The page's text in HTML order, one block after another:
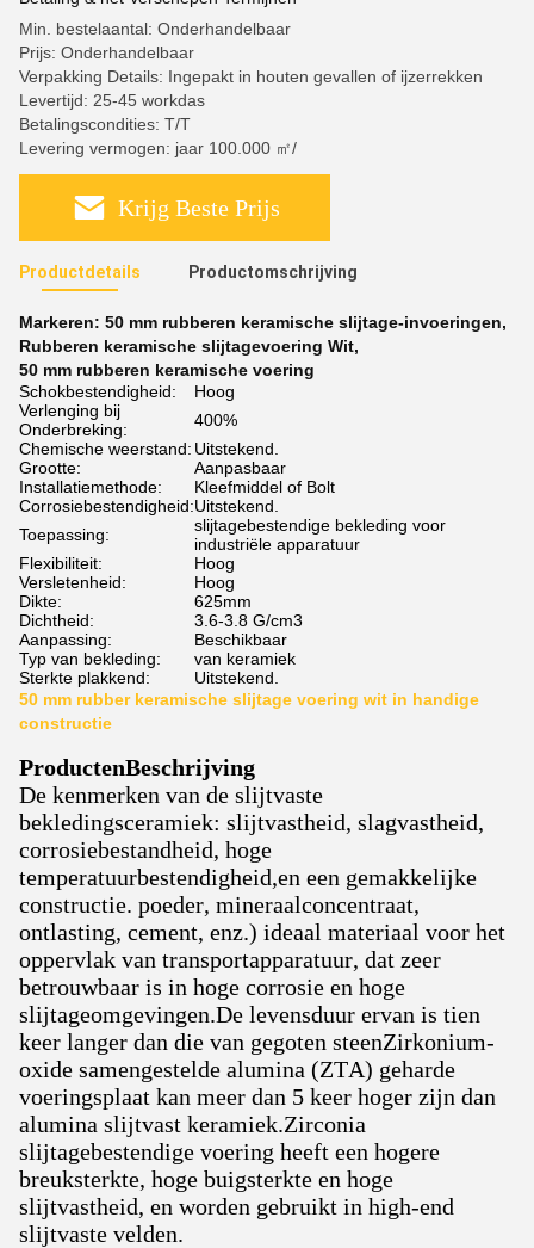
Min. bestelaantal: Onderhandelbaar
Prijs: Onderhandelbaar
Verpakking Details: Ingepakt in houten gevallen of ijzerrekken
Levertijd: 25-45 workdas
Betalingscondities: T/T
Levering vermogen: jaar 100.000 ㎡/
Krijg Beste Prijs
Productdetails Productomschrijving
Markeren: 50 mm rubberen keramische slijtage-invoeringen,
Rubberen keramische slijtagevoering Wit,
50 mm rubberen keramische voering
Schokbestendigheid:
Hoog
Verlenging bij
Onderbreking:
400%
Chemische weerstand: Uitstekend.
Grootte:
Aanpasbaar
Installatiemethode:
Kleefmiddel of Bolt
Corrosiebestendigheid:Uitstekend.
Toepassing:
slijtagebestendige bekleding voor
industriële apparatuur
Flexibiliteit:
Hoog
Versletenheid:
Hoog
Dikte:
625mm
Dichtheid:
3.6-3.8 G/cm3
Aanpassing:
Beschikbaar
Typ van bekleding:
van keramiek
Sterkte plakkend:
Uitstekend.
50 mm rubber keramische slijtage voering wit in handige
constructie
ProductenBeschrijving
De kenmerken van de slijtvaste
bekledingsceramiek: slijtvastheid, slagvastheid,
corrosiebestandheid, hoge
temperatuurbestendigheid,en een gemakkelijke
constructie. poeder, mineraalconcentraat,
ontlasting, cement, enz.) ideaal materiaal voor het
oppervlak van transportapparatuur, dat zeer
betrouwbaar is in hoge corrosie en hoge
slijtageomgevingen.De levensduur ervan is tien
keer langer dan die van gegoten steenZirkonium-
oxide samengestelde alumina (ZTA) geharde
voeringsplaat kan meer dan 5 keer hoger zijn dan
alumina slijtvast keramiek.Zirconia
slijtagebestendige voering heeft een hogere
breuksterkte, hoge buigsterkte en hoge
slijtvastheid, en worden gebruikt in high-end
slijtvaste velden.